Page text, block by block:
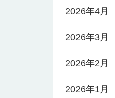
2026年4月
2026年3月
2026年2月
2026年1月